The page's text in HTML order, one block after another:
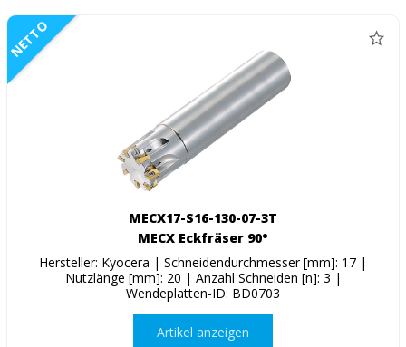
NETTO
MECX17-S16-130-07-3T
MECX Eckfräser 90°
Hersteller: Kyocera | Schneidendurchmesser [mm]: 17 |
Nutzlänge [mm]: 20 | Anzahl Schneiden [n]: 3 |
Wendeplatten-ID: BD0703
Artikel anzeigen